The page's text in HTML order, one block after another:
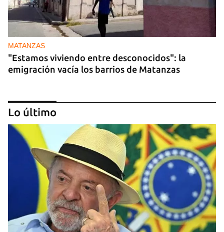
MATANZAS
"Estamos viviendo entre desconocidos": la
emigración vacía los barrios de Matanzas
GASOLINA
En la Vía Blanca surgen puestos de venta de
Lo último